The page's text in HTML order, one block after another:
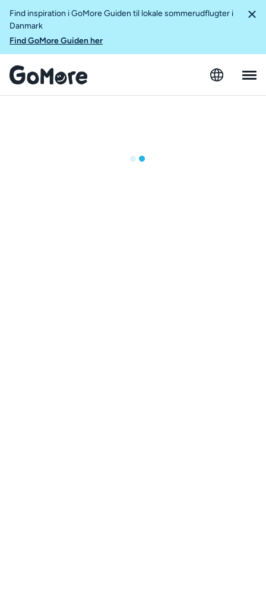
Find inspiration i GoMore Guiden til lokale sommerudflugter i
Danmark
Find GoMore Guiden her